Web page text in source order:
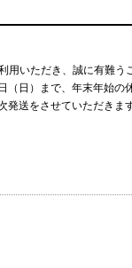
利用いただき、誠に有難
日（日）まで、年末年始
発送をさせていただき